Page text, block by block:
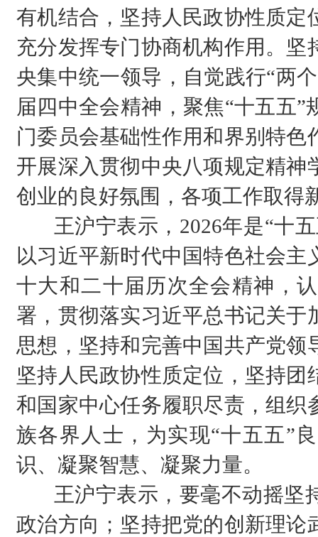
有机结合，坚持人民政协性质定
充分发挥专门协商机构作用。
央集中统一领导，自觉践行“两
届四中全会精神，聚焦“十五五
门委员会基础性作用和界别特
开展深入贯彻中央八项规定精
创业的良好氛围，各项工作取得
王沪宁表示，2026年是“十五
以习近平新时代中国特色社会
十大和二十届历次全会精神，
署，贯彻落实习近平总书记关
思想，坚持和完善中国共产党
坚持人民政协性质定位，坚持
和国家中心任务履职尽责，组织
族各界人士，为实现“十五五”
识、凝聚智慧、凝聚力量。
王沪宁表示，要毫不动摇坚
政治方向；坚持把党的创新理论